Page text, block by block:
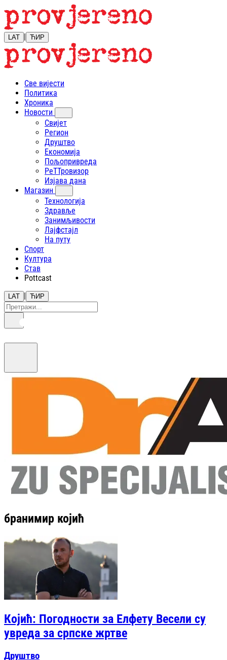
LAT | ЋИР
Све вијести
Политика
Хроника
Новости
Свијет
Регион
Друштво
Економија
Пољопривреда
РеТТровизор
Изјава дана
Магазин
Технологија
Здравље
Занимљивости
Лајфстajл
На путу
Спорт
Култура
Став
Pottcast
LAT | ЋИР
бранимир којић
Којић: Погодности за Елфету Весели су
увреда за српске жртве
Друштво